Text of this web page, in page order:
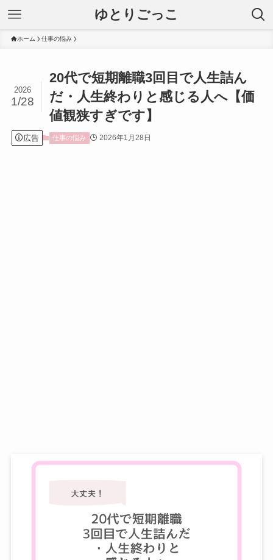
ゆとりごっこ
ホーム 仕事の悩み
20代で短期離職3回目で人生詰ん
だ・人生終わりと感じる人へ【価
値観狭すぎです】
2026
1/28
広告 仕事の悩み 2026年1月28日